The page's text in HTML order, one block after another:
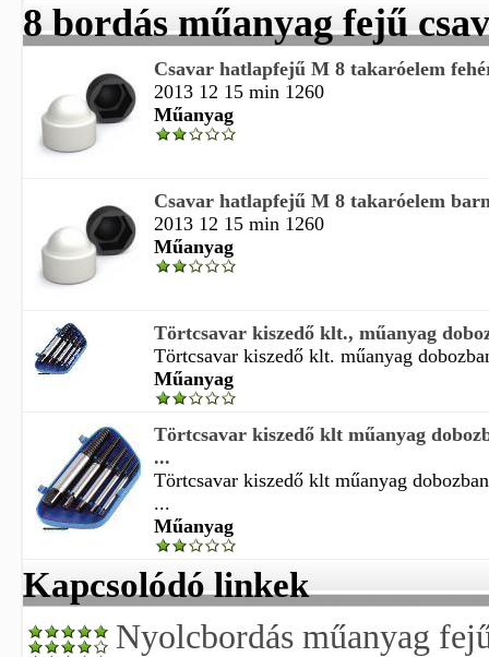
8 bordás műanyag fejű
Csavar hatlapfejű M 8 takaróelem
2013 12 15 min 1260
Műanyag
Csavar hatlapfejű M 8 takaróelem
2013 12 15 min 1260
Műanyag
Törtcsavar kiszedő klt., műanyag
Törtcsavar kiszedő klt. műanyag
Műanyag
Törtcsavar kiszedő klt műanyag
...
Törtcsavar kiszedő klt műanyag
...
Műanyag
Kapcsolódó linkek
Nyolcbordás műanyag